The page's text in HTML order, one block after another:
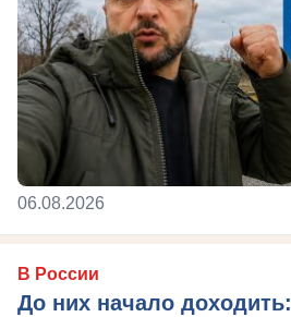
06.08.2026
В России
До них начало